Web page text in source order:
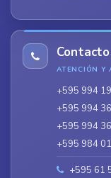
ATENCIÓN Y
+595 994
+595 994
+595 994
+595 984
+595 61